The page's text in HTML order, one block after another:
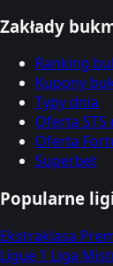
Zakłady
Ranking
Kupony
Typy dnia
Oferta STS
Oferta
Superbet
Popularne
Ekstraklasa
Ligue 1 Liga